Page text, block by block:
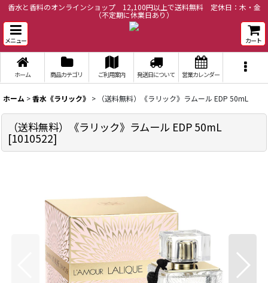
香水と香料のオンラインショップ 12,100円以上で送料無料 定休日：木・金
（不定期に休業日あり）
メニュー カート
ホーム 商品カテゴリ ご利用案内 発送日について 営業カレンダー
ホーム >香水《ラリック》 > （送料無料）《ラリック》ラムール EDP 50mL
（送料無料）《ラリック》ラムール EDP 50mL
[1010522]